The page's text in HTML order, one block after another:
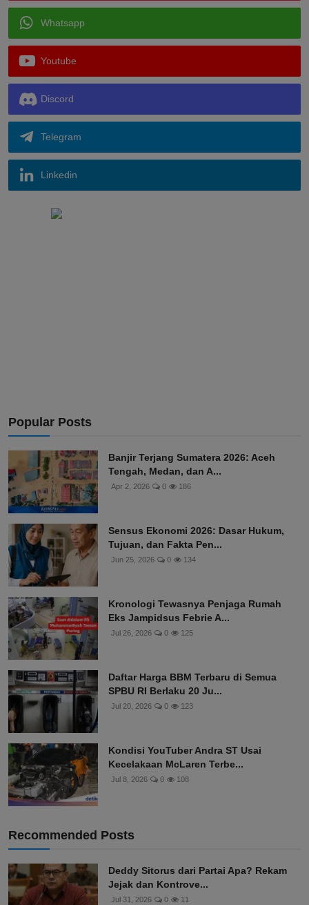
Whatsapp
Youtube
Discord
Telegram
Linkedin
Popular Posts
Banjir Terjang Sumatera 2026: Aceh
Tengah, Medan, dan A...
Apr 2, 2026 0 186
Sensus Ekonomi 2026: Dasar Hukum,
Tujuan, dan Fakta Pen...
Jun 25, 2026 0 134
Kronologi Tewasnya Penjaga Rumah
Eks Jampidsus Febrie A...
Jul 26, 2026 0 125
Daftar Harga BBM Terbaru di Semua
SPBU RI Berlaku 20 Ju...
Jul 20, 2026 0 123
Kondisi YouTuber Andra ST Usai
Kecelakaan McLaren Terbe...
Jul 8, 2026 0 108
Recommended Posts
Deddy Sitorus dari Partai Apa? Rekam
Jejak dan Kontrove...
Jul 31, 2026 0 11